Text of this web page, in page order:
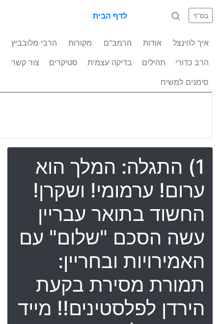
לדף הבית בס"ד
איך להינצל אודות הרמב"ם מקורות
הרבי מלובביץ
הרב כדורי
תהילים בדיקה עצמית סטיקרים
צור קשר
סימנים למשיח
1) התגלה: המלך הוא
ערום! ערמומי! ושקרן!
החשוד בתואר עבריין
עשה הסכם "שלום" עם
האמירויות ובחריין:
תמורת מסירת בקעת
הירדן לפלסטינים!! מייד